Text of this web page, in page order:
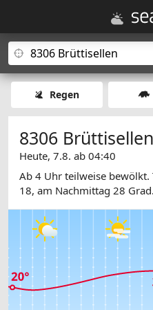
Regen
8306 Brüttisellen
Heute, 7.8. ab 04:40
Ab 4 Uhr teilweise
18, am Nachmittag 28 Grad.